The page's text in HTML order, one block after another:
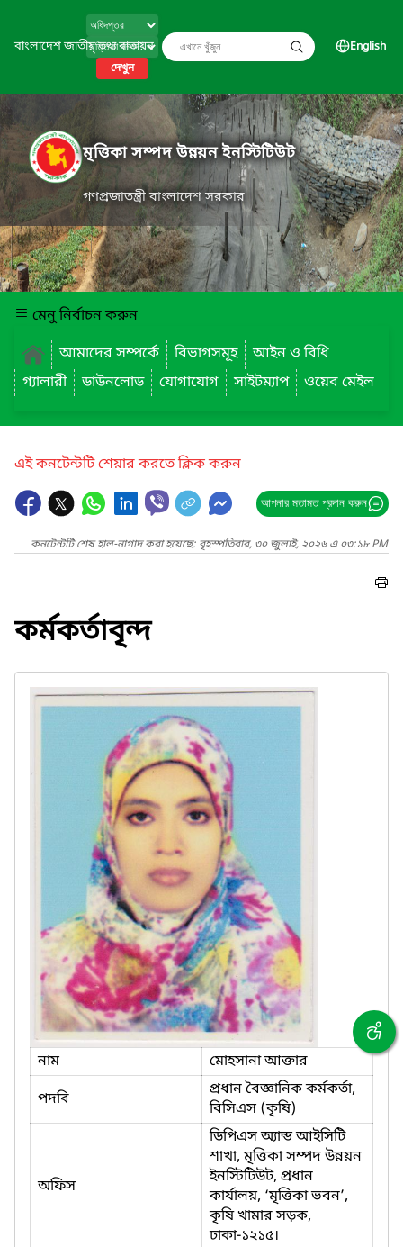
বাংলাদেশ জাতীয় তথ্য বাতায়ন
দেখুন
English
মৃত্তিকা সম্পদ উন্নয়ন ইনস্টিটিউট
গণপ্রজাতন্ত্রী বাংলাদেশ সরকার
মেনু নির্বাচন করুন
আমাদের সম্পর্কে
বিভাগসমূহ
আইন ও বিধি
গ্যালারী
ডাউনলোড যোগাযোগ সাইটম্যাপ ওয়েব মেইল
এই কনটেন্টটি শেয়ার করতে ক্লিক করুন
আপনার মতামত প্রদান করুন
কনটেন্টটি শেষ হাল-নাগাদ করা হয়েছে: বৃহস্পতিবার, ৩০ জুলাই, ২০২৬ এ ০৩:১৮ PM
কর্মকর্তাবৃন্দ
নাম
মোহসানা আক্তার
পদবি
প্রধান বৈজ্ঞানিক কর্মকর্তা,
বিসিএস (কৃষি)
অফিস
ডিপিএস অ্যান্ড আইসিটি
শাখা, মৃত্তিকা সম্পদ উন্নয়ন
ইনস্টিটিউট, প্রধান
কার্যালয়, ‘মৃত্তিকা ভবন’,
কৃষি খামার সড়ক,
ঢাকা-১২১৫।